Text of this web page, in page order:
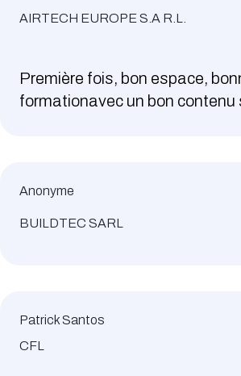
AIRTECH EUROPE S.A R.L.
Première fois, bon espace,
formationavec un bon contenu
Anonyme
BUILDTEC SARL
Patrick Santos
CFL